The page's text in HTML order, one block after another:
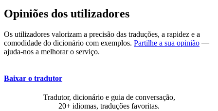
Opiniões dos utilizadores
Os utilizadores valorizam a precisão das traduções, a rapidez e a
comodidade do dicionário com exemplos. Partilhe a sua opinião —
ajuda-nos a melhorar o serviço.
Baixar o tradutor
Tradutor, dicionário e guia de conversação,
20+ idiomas, traduções favoritas.